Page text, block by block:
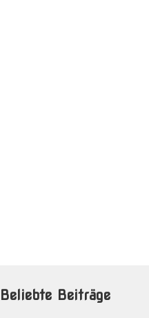
Beliebte Beiträge